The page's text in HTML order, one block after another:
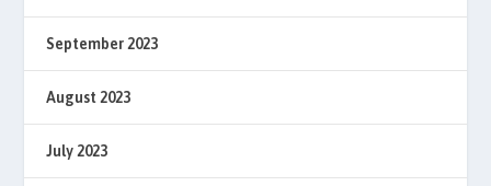
September 2023
August 2023
July 2023